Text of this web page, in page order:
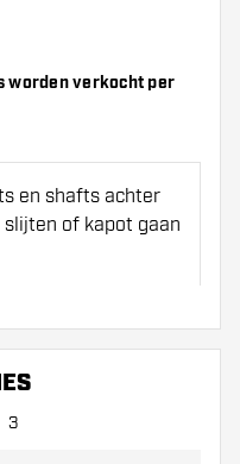
worden verkocht per
en shafts achter
slijten of kapot gaan
te komen
past!
3